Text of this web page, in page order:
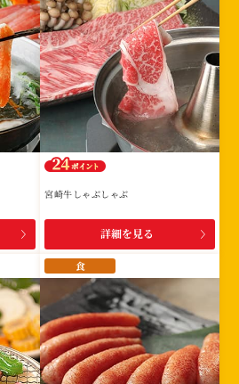
宮崎牛しゃぶしゃぶ
詳細を見る
食